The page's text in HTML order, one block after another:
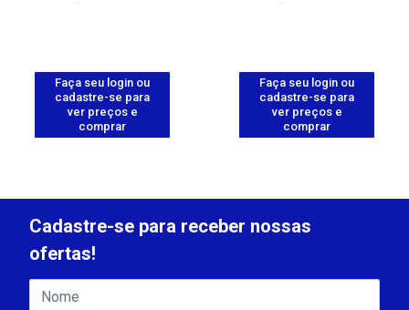
Faça seu login ou
cadastre-se para
ver preços e
comprar
Faça seu login ou
cadastre-se para
ver preços e
comprar
Cadastre-se para receber nossas
ofertas!